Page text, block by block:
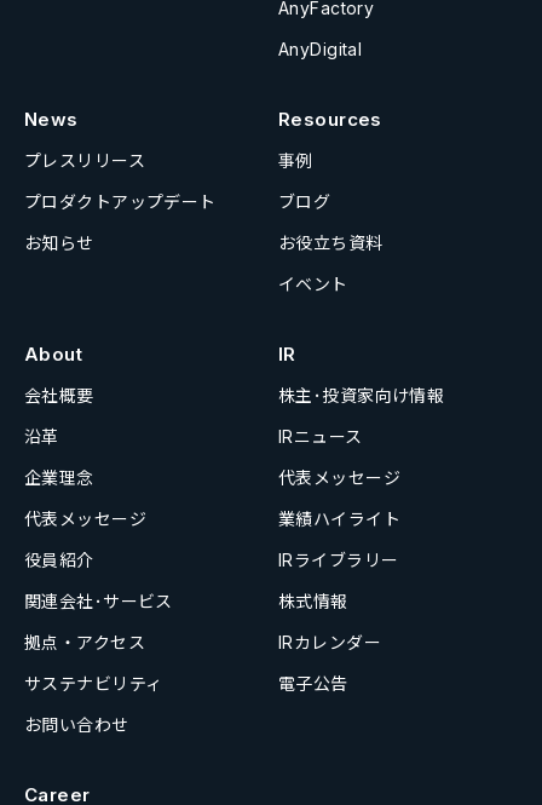
AnyFactory
AnyDigital
News
プレスリリース
プロダクトアップデート
お知らせ
Resources
事例
ブログ
お役立ち資料
イベント
About
会社概要
沿革
企業理念
代表メッセージ
役員紹介
関連会社･サービス
拠点・アクセス
サステナビリティ
お問い合わせ
IR
株主･投資家向け情報
IRニュース
代表メッセージ
業績ハイライト
IRライブラリー
株式情報
IRカレンダー
電子公告
Career